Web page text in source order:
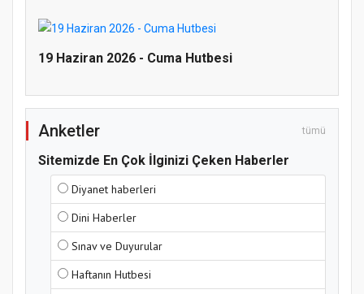
Gerçekleştirildi
19 Haziran 2026 - Cuma Hutbesi
Anketler tümü
Sitemizde En Çok İlginizi Çeken Haberler
Diyanet haberleri
Dini Haberler
Sınav ve Duyurular
Haftanın Hutbesi